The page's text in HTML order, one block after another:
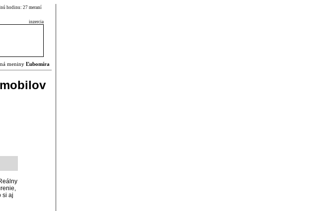
hodinu: 27 meraní
inzercia
meniny Ľubomíra
si aj